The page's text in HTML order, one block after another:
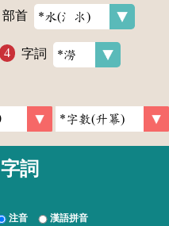
部首
字詞
字詞
注音 漢語拼音